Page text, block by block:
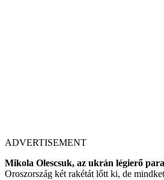
ADVERTISEMENT
Mikola Olescsuk, az ukrán légierő
Oroszország két rakétát lőtt ki, de